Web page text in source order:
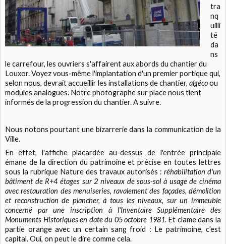
tra
nq
uilli
té
da
ns
le carrefour, les ouvriers s'affairent aux abords du chantier du
Louxor. Voyez vous-même l'implantation d'un premier portique qui,
selon nous, devrait accueillir les installations de chantier,algécoou
modules analogues. Notre photographe sur place nous tient
informés de la progression du chantier. A suivre.
Nous notons pourtant une bizarrerie dans la communication de la
Ville.
En effet, l'affiche placardée au-dessus de l'entrée principale
émane de la direction du patrimoine et précise en toutes lettres
sous la rubrique Nature des travaux autorisés : réhabilitation d'un
bâtiment de R+4 étages sur 2 niveaux de sous-sol à usage de cinéma
avec restauration des menuiseries, ravalement des façades, démolition
et reconstruction de plancher, à tous les niveaux, sur un immeuble
concerné par une inscription à l'Inventaire Supplémentaire des
Monuments Historiques en date du 05 octobre 1981. Et clame dans la
partie orange avec un certain sang froid : Le patrimoine, c'est
capital. Oui, on peut le dire comme cela.